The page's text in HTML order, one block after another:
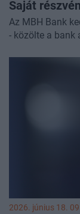
Saját
Az MBH Bank
- közölte a bank
2026. június 18.